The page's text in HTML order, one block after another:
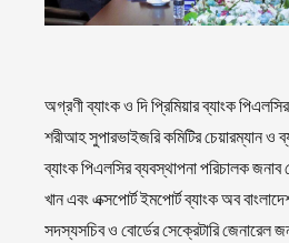
অগ্রণী ব্যাংক ও দি প্রিমিয়ার ব্যাংক
শরীআহ সুপারভাইজরি কমিটির চেয়ারম্যান ও
ব্যাংক পিএলসির ব্যবস্থাপনা পরিচালক
খান এবং এক্সপোর্ট ইমপোর্ট ব্যাংক অব
সদস্যসচিব ও বোর্ডের সেক্রেটারি জেনারেল